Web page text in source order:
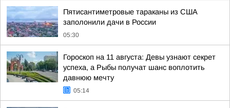
Пятисантиметровые тараканы из США
заполонили дачи в России
05:30
Гороскоп на 11 августа: Девы узнают секрет
успеха, а Рыбы получат шанс воплотить
давнюю мечту
05:14